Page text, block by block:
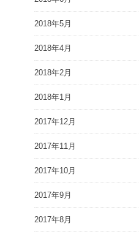
2018年5月
2018年4月
2018年2月
2018年1月
2017年12月
2017年11月
2017年10月
2017年9月
2017年8月